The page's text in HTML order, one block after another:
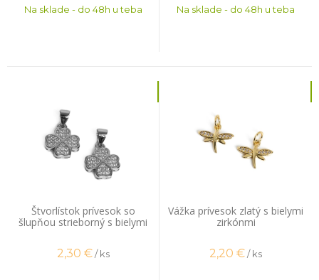
Na sklade - do 48h u teba Na sklade - do 48h u teba
Štvorlístok prívesok so
šlupňou strieborný s bielymi
zirkónmi
2,30 € / ks
Vážka prívesok zlatý s bielymi
zirkónmi
2,20 €/ ks